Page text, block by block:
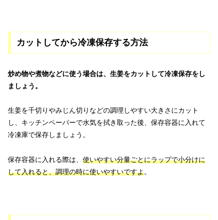
カットしてから冷凍保存する方法
炒め物や煮物などに使う場合は、生姜をカットして冷凍保存をし
ましょう。
生姜を千切りやみじん切りなどの調理しやすい大きさにカット
し、キッチンペーパーで水気を拭き取った後、保存容器に入れて
冷凍庫で保存しましょう。
保存容器に入れる際は、 使いやすい分量ごとにラップで小分けに
して入れると、調理の時に使いやすいですよ。